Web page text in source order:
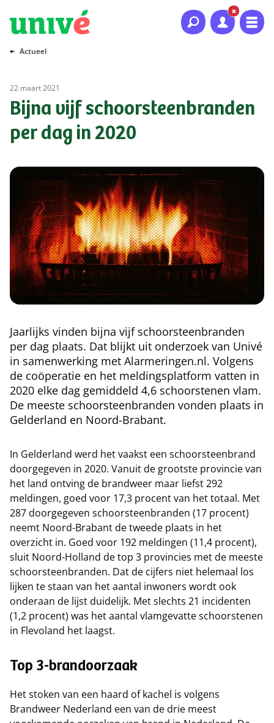
Naar hoofdinhoud
Naar hoofdnavigatie
Naar footer
Actueel
22 maart 2021
Bijna vijf schoorsteenbranden
per dag in 2020
Jaarlijks vinden bijna vijf schoorsteenbranden
per dag plaats. Dat blijkt uit onderzoek van Univé
in samenwerking met Alarmeringen.nl. Volgens
de coöperatie en het meldingsplatform vatten in
2020 elke dag gemiddeld 4,6 schoorstenen vlam.
De meeste schoorsteenbranden vonden plaats in
Gelderland en Noord-Brabant.
In Gelderland werd het vaakst een schoorsteenbrand
doorgegeven in 2020. Vanuit de grootste provincie van
het land ontving de brandweer maar liefst 292
meldingen, goed voor 17,3 procent van het totaal. Met
287 doorgegeven schoorsteenbranden (17 procent)
neemt Noord-Brabant de tweede plaats in het
overzicht in. Goed voor 192 meldingen (11,4 procent),
sluit Noord-Holland de top 3 provincies met de meeste
schoorsteenbranden. Dat de cijfers niet helemaal los
lijken te staan van het aantal inwoners wordt ook
onderaan de lijst duidelijk. Met slechts 21 incidenten
(1,2 procent) was het aantal vlamgevatte schoorstenen
in Flevoland het laagst.
Top 3-brandoorzaak
Het stoken van een haard of kachel is volgens
Brandweer Nederland een van de drie meest